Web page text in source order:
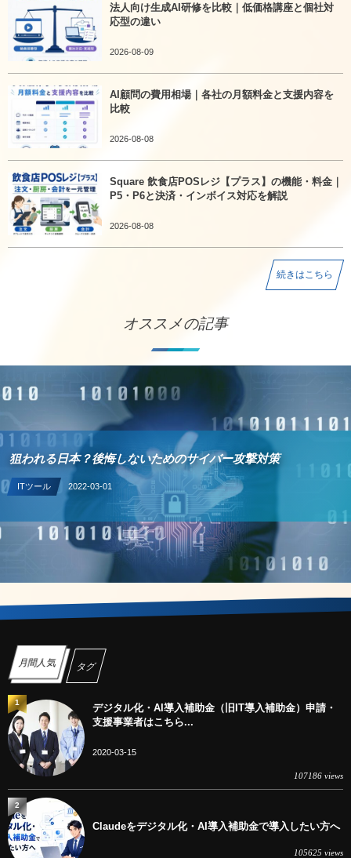
法人向け生成AI研修を比較｜低価格講座と個社対
応型の違い
2026-08-09
AI顧問の費用相場｜各社の月額料金と支援内容を
比較
2026-08-08
Square 飲食店POSレジ【プラス】の機能・料金｜
P5・P6と決済・インボイス対応を解説
2026-08-08
続きはこちら
オススメの記事
狙われる日本？後悔しないためのサイバー攻撃対策
ITツール 2022-03-01
月間人気 タグ
デジタル化・AI導入補助金（旧IT導入補助金）申請・
支援事業者はこちら...
2020-03-15
107186 views
1
Claudeをデジタル化・AI導入補助金で導入したい方へ
105625 views
2